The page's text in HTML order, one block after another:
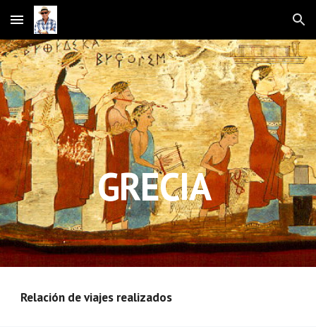
Skip to main content Skip to navigation
GRECIA
Relación de viajes realizados